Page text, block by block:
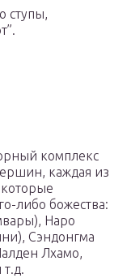
ступы,
комплекс
каждая из
либо божества:
Наро
Сэндонгма
Лхамо,